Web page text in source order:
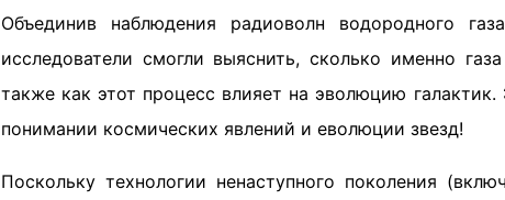
Объединив наблюдения радиоволн водородного
исследователи смогли выяснить, сколько именно
также как этот процесс влияет на эволюцию
понимании космических явлений и еволюции звезд!
Поскольку технологии ненаступного поколения